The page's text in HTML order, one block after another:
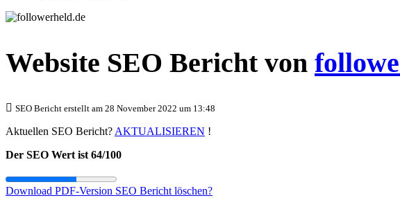
Website SEO Bericht von
SEO Bericht erstellt am 28 November 2022 um 13:48
Aktuellen SEO Bericht? AKTUALISIEREN !
Der SEO Wert ist 64/100
Download PDF-Version SEO Bericht löschen?